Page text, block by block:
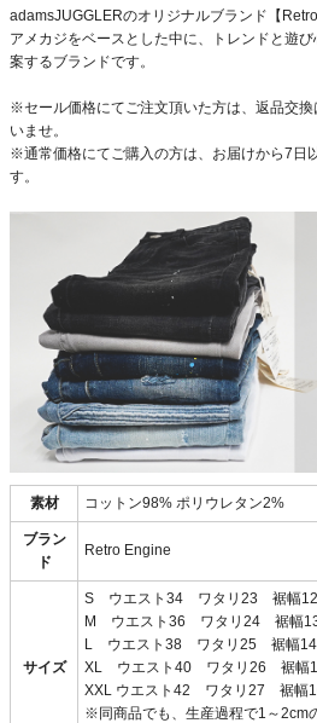
adamsJUGGLERのオリジナルブランド【
アメカジをベースとした中に、トレンドと遊
案するブランドです。
※セール価格にてご注文頂いた方は、返品交換
いませ。
※通常価格にてご購入の方は、お届けから7日
す。
素材 コットン98% ポリウレタン2%
ブラン
ド
Retro Engine
サイズ
S ウエスト34 ワタリ23 裾幅
M ウエスト36 ワタリ24 裾幅
L ウエスト38 ワタリ25 裾幅
XL ウエスト40 ワタリ26 裾幅
XXL ウエスト42 ワタリ27 裾
※同商品でも、生産過程で1～2cm